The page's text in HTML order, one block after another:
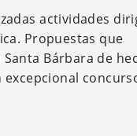
actividades
Propuestas que
Bárbara de